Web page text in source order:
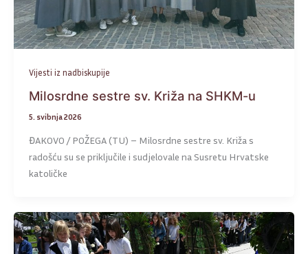
Vijesti iz nadbiskupije
Milosrdne sestre sv. Križa na SHKM-u
5. svibnja 2026
ĐAKOVO / POŽEGA (TU) – Milosrdne sestre sv. Križa s
radošću su se priključile i sudjelovale na Susretu Hrvatske
katoličke